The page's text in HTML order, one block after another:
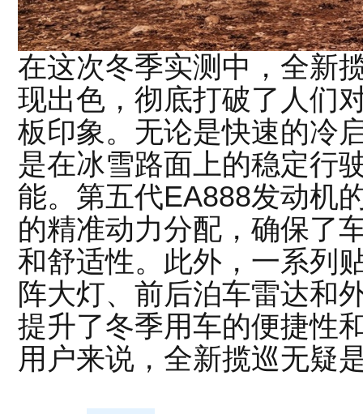
在这次冬季实测中，全新
现出色，彻底打破了人们
板印象。无论是快速的冷
是在冰雪路面上的稳定行
能。第五代EA888发动机
的精准动力分配，确保了
和舒适性。此外，一系列
阵大灯、前后泊车雷达和
提升了冬季用车的便捷性
用户来说，全新揽巡无疑